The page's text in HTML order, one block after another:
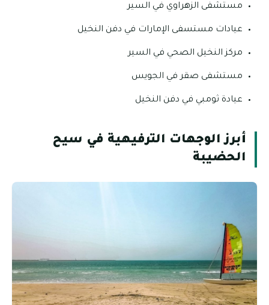
مستشفى الزهراوي في السير
عيادات مستسفى الإمارات في دفن النخيل
مركز النخيل الصحي في السير
مستشفى صقر في الجويس
عيادة ثومبي في دفن النخيل
أبرز الوجهات الترفيهية في سيح
الحضيبة